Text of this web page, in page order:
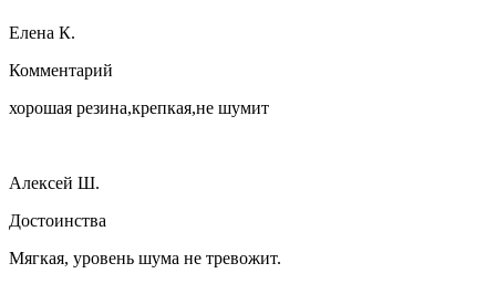
Елена К.
Комментарий
хорошая резина,крепкая,не шумит
Алексей Ш.
Достоинства
Мягкая, уровень шума не тревожит.